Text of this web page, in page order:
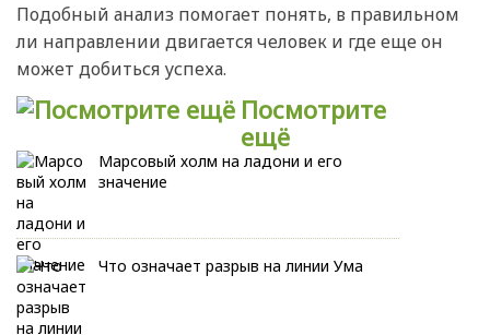
Подобный анализ помогает понять, в правильном
ли направлении двигается человек и где еще он
может добиться успеха.
Посмотрите
ещё
Марсовый холм на ладони и его
значение
Что означает разрыв на линии Ума